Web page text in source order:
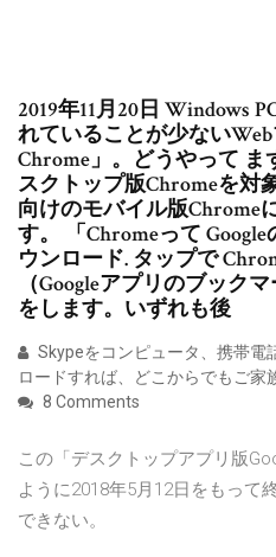
2019年11月20日 Windows
れていることが少ない
Chrome」。どうやって ま
スクトップ版Chromeを対
向けのモバイル版Chrome
す。 「Chromeって
ウンロード. タップで
（Googleアプリのブック
をします。いずれも後
Skypeをコンピュータ、携帯電
ロードすれば、どこからでもご家
8 Comments
この「デスクトップアプリ版
ように2018年5月12日をもって
できない。